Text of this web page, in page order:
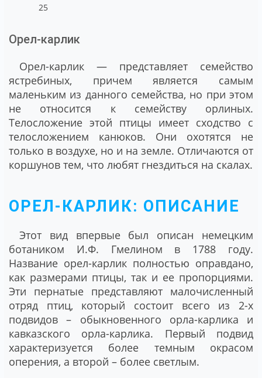
25
Орел-карлик
Орел-карлик — представляет семейство
ястребиных, причем является самым
маленьким из данного семейства, но при этом
не относится к семейству орлиных.
Телосложение этой птицы имеет сходство с
телосложением канюков. Они охотятся не
только в воздухе, но и на земле. Отличаются от
коршунов тем, что любят гнездиться на скалах.
ОРЕЛ-КАРЛИК: ОПИСАНИЕ
Этот вид впервые был описан немецким
ботаником И.Ф. Гмелином в 1788 году.
Название орел-карлик полностью оправдано,
как размерами птицы, так и ее пропорциями.
Эти пернатые представляют малочисленный
отряд птиц, который состоит всего из 2-х
подвидов – обыкновенного орла-карлика и
кавказского орла-карлика. Первый подвид
характеризуется более темным окрасом
оперения, а второй – более светлым.